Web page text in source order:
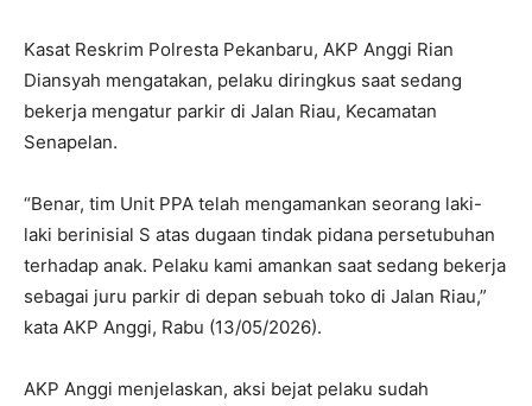
Kasat Reskrim Polresta Pekanbaru, AKP Anggi Rian
Diansyah mengatakan, pelaku diringkus saat sedang
bekerja mengatur parkir di Jalan Riau, Kecamatan
Senapelan.
“Benar, tim Unit PPA telah mengamankan seorang laki-
laki berinisial S atas dugaan tindak pidana persetubuhan
terhadap anak. Pelaku kami amankan saat sedang bekerja
sebagai juru parkir di depan sebuah toko di Jalan Riau,”
kata AKP Anggi, Rabu (13/05/2026).
AKP Anggi menjelaskan, aksi bejat pelaku sudah